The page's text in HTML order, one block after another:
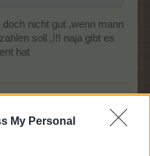
My Personal
nicht gut ,wenn mann
soll ,!!! naja gibt es
hat